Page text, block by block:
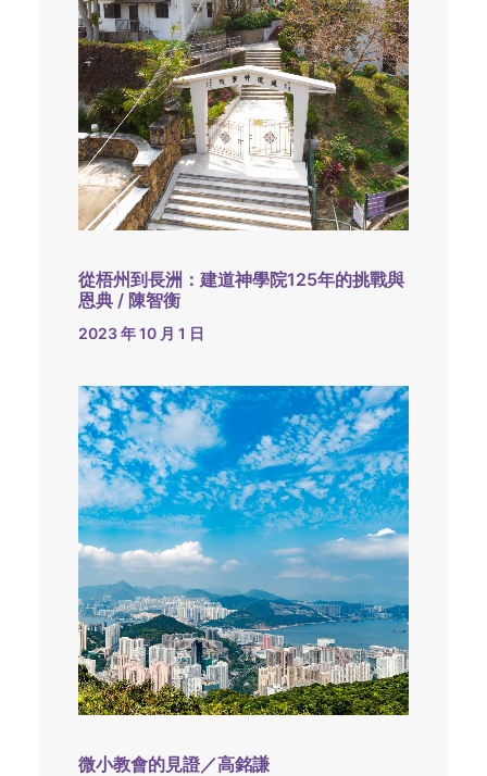
從梧州到長洲：建道神學院125年的挑戰與
恩典 / 陳智衡
2023 年 10 月 1 日
微小教會的見證／高銘謙